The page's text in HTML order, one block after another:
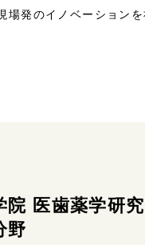
場発のイノベーション
院 医歯薬学研
野